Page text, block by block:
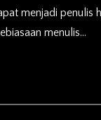
menjadi penulis
menulis…